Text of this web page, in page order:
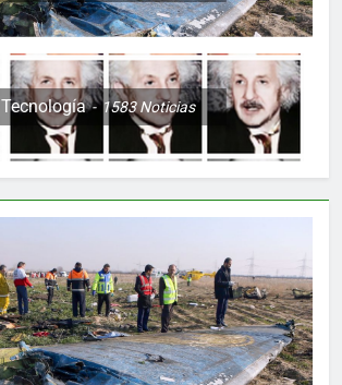
Tecnología 1583Noticias